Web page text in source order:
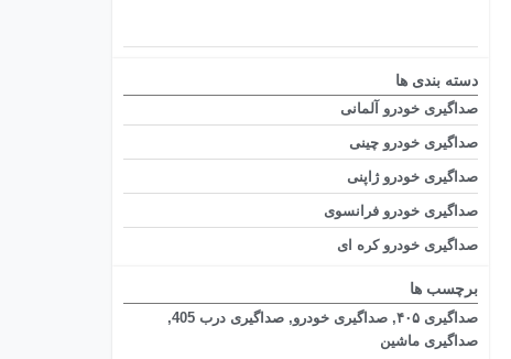
دسته بندی ها
صداگیری خودرو آلمانی
صداگیری خودرو چینی
صداگیری خودرو ژاپنی
صداگیری خودرو فرانسوی
صداگیری خودرو کره ای
برچسب ها
صداگیری ۴۰۵ , صداگیری خودرو, صداگیری درب 405
,
صداگیری ماشین